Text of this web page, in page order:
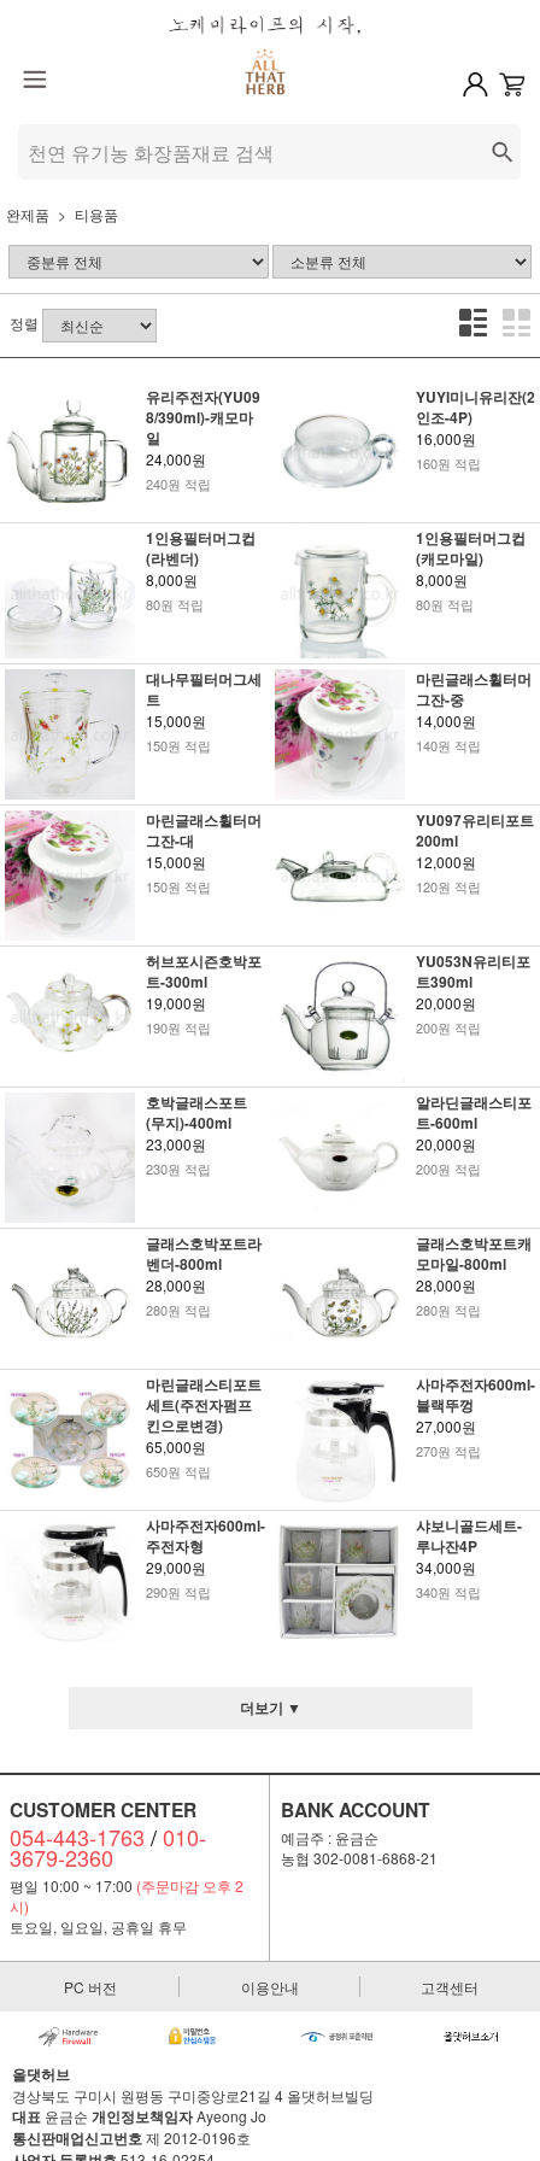
완제품 티용품
정렬
유리주전자(YU09
8/390ml)-캐모마
일
24,000원
240원 적립
YUYI미니유리잔(2
인조-4P)
16,000원
160원 적립
1인용필터머그컵
(라벤더)
8,000원
80원 적립
1인용필터머그컵
(캐모마일)
8,000원
80원 적립
대나무필터머그세
트
15,000원
150원 적립
마린글래스휠터머
그잔-중
14,000원
140원 적립
마린글래스휠터머
그잔-대
15,000원
150원 적립
YU097유리티포트
200ml
12,000원
120원 적립
허브포시즌호박포
트-300ml
19,000원
190원 적립
YU053N유리티포
트390ml
20,000원
200원 적립
호박글래스포트
(무지)-400ml
23,000원
230원 적립
알라딘글래스티포
트-600ml
20,000원
200원 적립
글래스호박포트라
벤더-800ml
28,000원
280원 적립
글래스호박포트캐
모마일-800ml
28,000원
280원 적립
마린글래스티포트
세트(주전자펌프
킨으로변경)
65,000원
650원 적립
사마주전자600ml-
블랙뚜껑
27,000원
270원 적립
사마주전자600ml-
주전자형
29,000원
290원 적립
샤보니골드세트-
루나잔4P
34,000원
340원 적립
더보기 ▼
CUSTOMER CENTER
054-443-1763 /010-
3679-2360
평일 10:00 ~ 17:00 (주문마감 오후 2
시)
토요일, 일요일, 공휴일 휴무
BANK ACCOUNT
예금주 : 윤금순
농협 302-0081-6868-21
PC 버전 이용안내 고객센터
올댓허브
경상북도 구미시 원평동 구미중앙로21길 4 올댓허브빌딩
대표 윤금순 개인정보책임자Ayeong Jo
통신판매업신고번호제 2012-0196호